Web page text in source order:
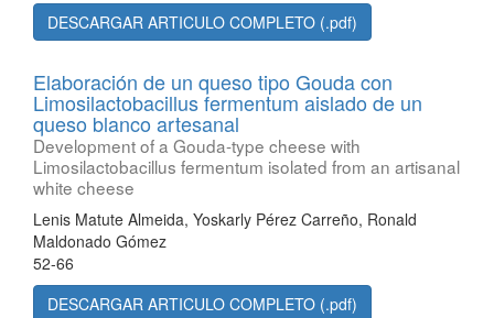
DESCARGAR ARTICULO COMPLETO (.pdf)
Elaboración de un queso tipo Gouda con
Limosilactobacillus fermentum aislado de un
queso blanco artesanal
Development of a Gouda-type cheese with
Limosilactobacillus fermentum isolated from an artisanal
white cheese
Lenis Matute Almeida, Yoskarly Pérez Carreño, Ronald
Maldonado Gómez
52-66
DESCARGAR ARTICULO COMPLETO (.pdf)